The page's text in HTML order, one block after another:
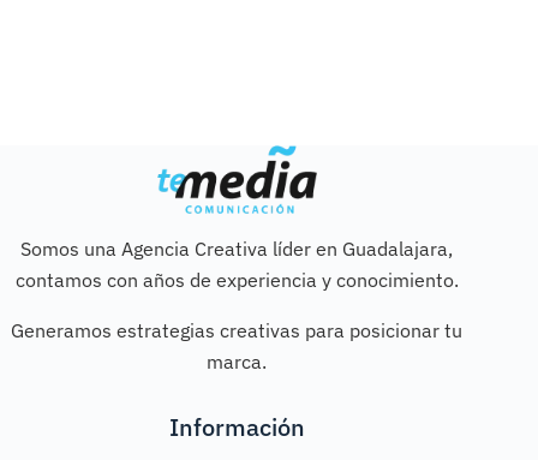
Somos una Agencia Creativa líder en Guadalajara,
contamos con años de experiencia y conocimiento.
Generamos estrategias creativas para posicionar tu
marca.
Información